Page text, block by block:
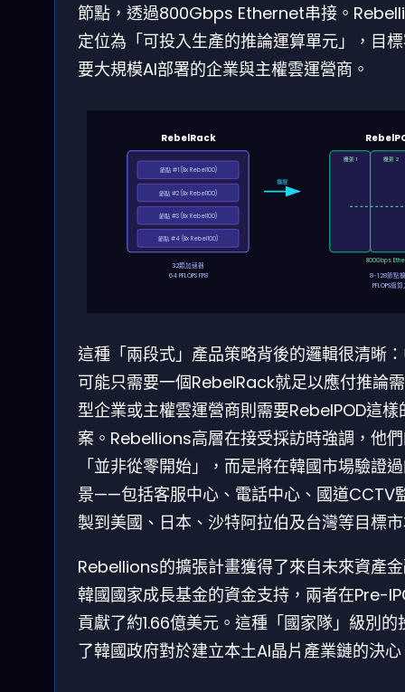
節點，透過800Gbps Ethernet串接。
定位為「可投入生產的推論運算單元」，目
要大規模AI部署的企業與主權雲運營商。
RebelRack
節點 #1 (8x Rebel100)
節點 #2 (8x Rebel100)
節點 #3 (8x Rebel100)
節點 #4 (8x Rebel100)
32顆加速器
64 PFLOPS FP8
擴展
機架 1 機架 2
800Gbps
8-128節點
PFLOPS級算
這種「兩段式」產品策略背後的邏輯很清晰
可能只需要一個RebelRack就足以應付推論
型企業或主權雲運營商則需要RebelPOD這樣
案。Rebellions高層在接受採訪時強調，他
「並非從零開始」，而是將在韓國市場驗證
景——包括客服中心、電話中心、國道
製到美國、日本、沙特阿拉伯及台灣等目標
Rebellions的擴張計畫獲得了來自未來資產
韓國國家成長基金的資金支持，兩者在Pre-
貢獻了約1.66億美元。這種「國家隊」級別的
了韓國政府對於建立本土AI晶片產業鏈的決